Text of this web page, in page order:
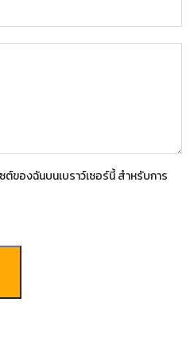
ต์ของฉันบนเบราว์เซอร์นี้ สำหรับการ